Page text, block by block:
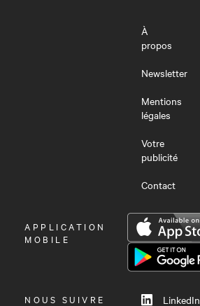
À
propos
Newsletter
Mentions
légales
Votre
publicité
Contact
OUVRIR
LE
APPLICATION
MOBILE
NOUS SUIVRE LinkedIn